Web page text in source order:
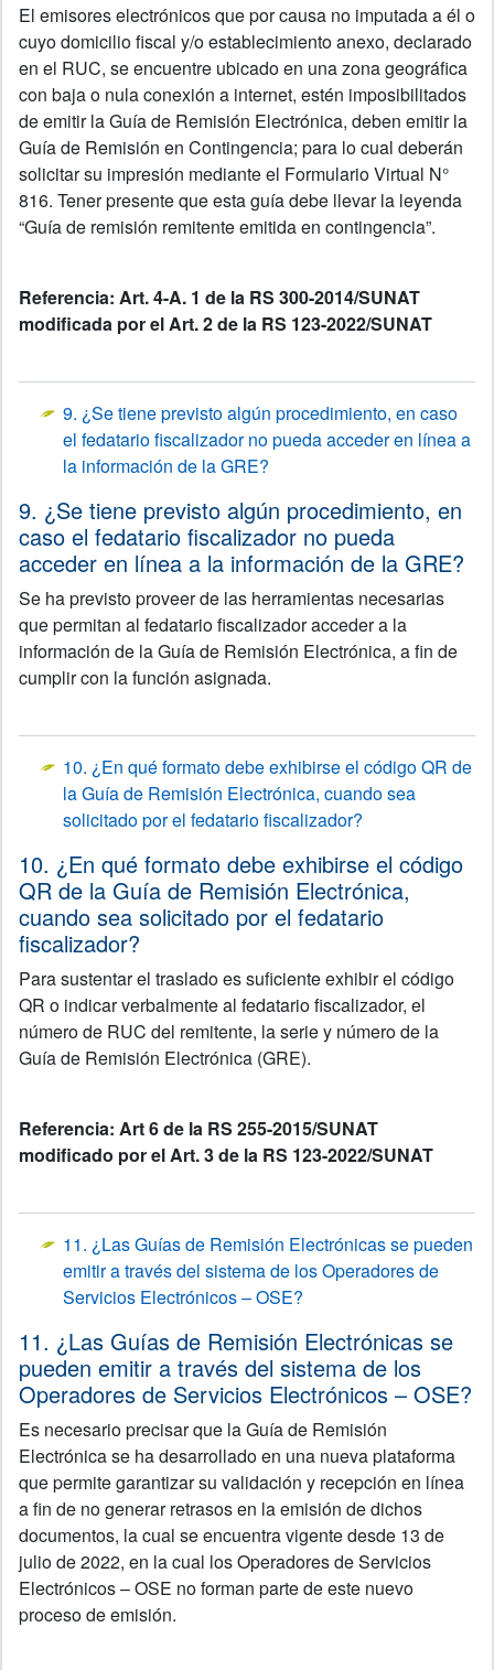
El emisores electrónicos que por causa no imputada a él o
cuyo domicilio fiscal y/o establecimiento anexo, declarado
en el RUC, se encuentre ubicado en una zona geográfica
con baja o nula conexión a internet, estén imposibilitados
de emitir la Guía de Remisión Electrónica, deben emitir la
Guía de Remisión en Contingencia; para lo cual deberán
solicitar su impresión mediante el Formulario Virtual N°
816. Tener presente que esta guía debe llevar la leyenda
“Guía de remisión remitente emitida en contingencia”.
Referencia: Art. 4-A. 1 de la RS 300-2014/SUNAT
modificada por el Art. 2 de la RS 123-2022/SUNAT
9. ¿Se tiene previsto algún procedimiento, en caso
el fedatario fiscalizador no pueda acceder en línea a
la información de la GRE?
9. ¿Se tiene previsto algún procedimiento, en
caso el fedatario fiscalizador no pueda
acceder en línea a la información de la GRE?
Se ha previsto proveer de las herramientas necesarias
que permitan al fedatario fiscalizador acceder a la
información de la Guía de Remisión Electrónica, a fin de
cumplir con la función asignada.
10. ¿En qué formato debe exhibirse el código QR de
la Guía de Remisión Electrónica, cuando sea
solicitado por el fedatario fiscalizador?
10. ¿En qué formato debe exhibirse el código
QR de la Guía de Remisión Electrónica,
cuando sea solicitado por el fedatario
fiscalizador?
Para sustentar el traslado es suficiente exhibir el código
QR o indicar verbalmente al fedatario fiscalizador, el
número de RUC del remitente, la serie y número de la
Guía de Remisión Electrónica (GRE).
Referencia: Art 6 de la RS 255-2015/SUNAT
modificado por el Art. 3 de la RS 123-2022/SUNAT
11. ¿Las Guías de Remisión Electrónicas se pueden
emitir a través del sistema de los Operadores de
Servicios Electrónicos – OSE?
11. ¿Las Guías de Remisión Electrónicas se
pueden emitir a través del sistema de los
Operadores de Servicios Electrónicos – OSE?
Es necesario precisar que la Guía de Remisión
Electrónica se ha desarrollado en una nueva plataforma
que permite garantizar su validación y recepción en línea
a fin de no generar retrasos en la emisión de dichos
documentos, la cual se encuentra vigente desde 13 de
julio de 2022, en la cual los Operadores de Servicios
Electrónicos – OSE no forman parte de este nuevo
proceso de emisión.